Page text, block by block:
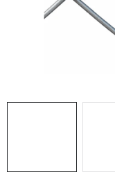
AKCIA - MIERNE